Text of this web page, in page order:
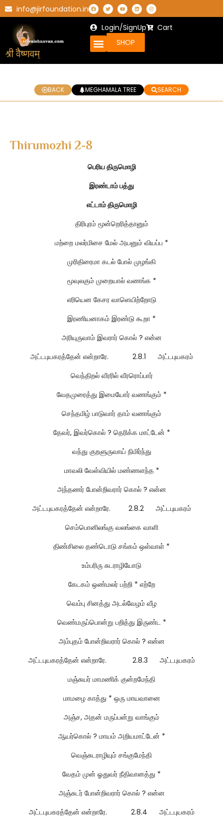
info@jirfoundation.in
Login/SignUp
Cart
SHOP
BACK MEGHAMALA TREE SEARCH
Thirumozhi 2-8
பெரிய திருமொழி
இரண்டாம் பத்து
எட்டாம் திருமொழி
திரிபுரம் மூன்றெரித்தானும்
மற்றை மலர்மிசை மேல் அயனும் வியப்ப *
முரிதிரைமா கடல் போல் முழங்கி
மூவுலகும் முறையால் வணங்க *
எரியென கேசர வாளெயிற்றோடு
இரணியனாகம் இரண்டு கூறா *
அரியுருவாம் இவரார் கொல் ? என்ன
அட்டபுயகரத்தேன் என்றாரே. 2.8.1 அட்டபுயகரம்
வெந்திறல் வீரரில் வீரரொப்பார்
வேதமுரைத்து இமையோர் வணங்கும் *
செந்தமிழ் பாடுவார் தாம் வணங்கும்
தேவர், இவர்கொல் ? தெரிக்க மாட்டேன் *
வந்து குறளுருவாய் நிமிர்ந்து
மாவலி வேள்வியில் மண்ணளந்த *
அந்தணர் போன்றிவரார் கொல் ? என்ன
அட்டபுயகரத்தேன் என்றாரே. 2.8.2 அட்டபுயகரம்
செம்பொனிலங்கு வலங்கை வாளி
திண்சிலை தண்டொடு சங்கம் ஒள்வாள் *
உம்பரிரு சுடராழியோடு
கேடகம் ஒண்மலர் பற்றி * எற்றே
வெம்பு சினத்து அடல்வேழம் வீழ
வெண்மருப்பொன்று பறித்து இருண்ட *
அம்புதம் போன்றிவரார் கொல் ? என்ன
அட்டபுயகரத்தேன் என்றாரே. 2.8.3 அட்டபுயகரம்
மஞ்சுயர் மாமணிக் குன்றமேந்தி
மாமழை காத்து * ஒரு மாயவானை
அஞ்ச, அதன் மருப்பன்று வாங்கும்
ஆயர்கொல் ? மாயம் அறியமாட்டேன் *
வெஞ்சுடராழியும் சங்குமேந்தி
வேதம் முன் ஓதுவர் நீதிவானத்து *
அஞ்சுடர் போன்றிவரார் கொல் ? என்ன
அட்டபுயகரத்தேன் என்றாரே. 2.8.4 அட்டபுயகரம்